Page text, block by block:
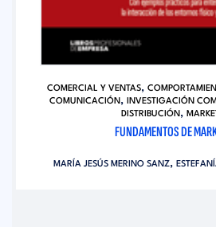
COMERCIAL Y VENTAS,
COMUNICACIÓN, INVESTIGACIÓN
DISTRIBUCIÓN,
FUNDAMENTOS DE
MARÍA JESÚS MERINO SANZ,